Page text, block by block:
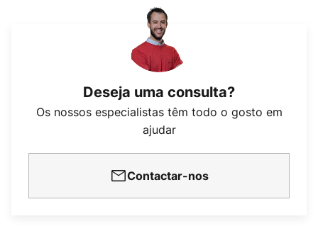
Deseja uma consulta?
Os nossos especialistas têm todo o gosto em
ajudar
Contactar-nos